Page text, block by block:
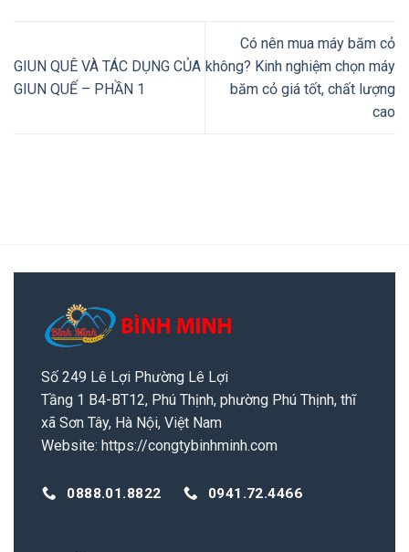
GIUN QUÊ VÀ TÁC DỤNG CỦA
GIUN QUẾ – PHẦN 1
Có nên mua máy băm cỏ
không? Kinh nghiệm chọn máy
băm cỏ giá tốt, chất lượng
cao
Số 249 Lê Lợi Phường Lê Lợi
Tầng 1 B4-BT12, Phú Thịnh, phường Phú Thịnh, thĩ
xã Sơn Tây, Hà Nội, Việt Nam
Website: https://congtybinhminh.com
0888.01.8822 0941.72.4466